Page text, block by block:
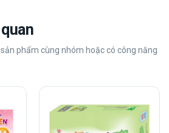
phẩm cùng nhóm hoặc có công năng